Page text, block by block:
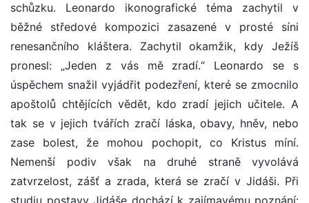
schůzku. Leonardo ikonografické téma zachytil v
běžné středové kompozici zasazené v prosté síni
renesančního kláštera. Zachytil okamžik, kdy Ježíš
pronesl: „Jeden z vás mě zradí.“ Leonardo se s
úspěchem snažil vyjádřit podezření, které se zmocnilo
apoštolů chtějících vědět, kdo zradí jejich učitele. A
tak se v jejich tvářích zračí láska, obavy, hněv, nebo
zase bolest, že mohou pochopit, co Kristus míní.
Nemenší podiv však na druhé straně vyvolává
zatvrzelost, zášť a zrada, která se zračí v Jidáši. Při